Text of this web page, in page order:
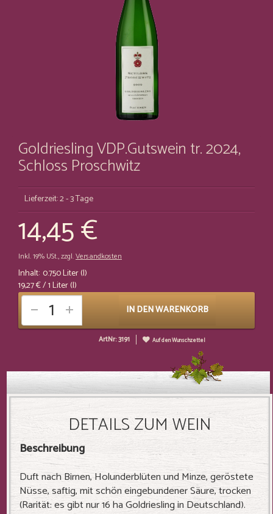
Goldriesling VDP.Gutswein tr. 2024,
Schloss Proschwitz
Lieferzeit: 2 - 3 Tage
14,45 €
Inkl. 19% USt.,zzgl.Versandkosten
Inhalt: 0.750 Liter (l)
19,27 €/ 1 Liter (l)
IN DEN WARENKORB
ArtNr: 3191 Auf den Wunschzettel
DETAILS ZUM WEIN
Beschreibung
Duft nach Birnen, Holunderblüten und Minze, geröstete
Nüsse, saftig, mit schön eingebundener Säure, trocken
(Rarität: es gibt nur 16 ha Goldriesling in Deutschland).